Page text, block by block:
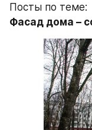
Посты по теме:
Фасад дома –